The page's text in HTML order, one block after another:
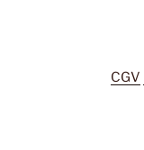
CGV